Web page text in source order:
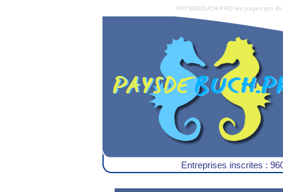
PAYSDEBUCH.PRO les pages pro
Entreprises inscrites :